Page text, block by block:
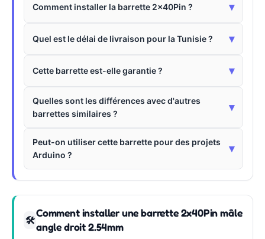
Comment installer la barrette 2x40Pin ? ▾
Quel est le délai de livraison pour la Tunisie ? ▾
Cette barrette est-elle garantie ? ▾
Quelles sont les différences avec d'autres
barrettes similaires ?
▾
Peut-on utiliser cette barrette pour des projets
Arduino ?
▾
🛠
Comment installer une barrette 2x40Pin mâle
angle droit 2.54mm